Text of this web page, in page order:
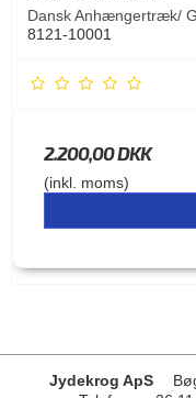
Dansk Anhængertræk/
8121-10001
2.200,00 DKK
(inkl. moms)
Jydekrog ApS